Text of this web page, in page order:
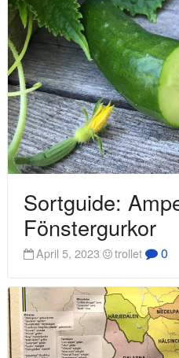
Sortguide:
Fönstergurkor
April 5, 2023 trollet 0